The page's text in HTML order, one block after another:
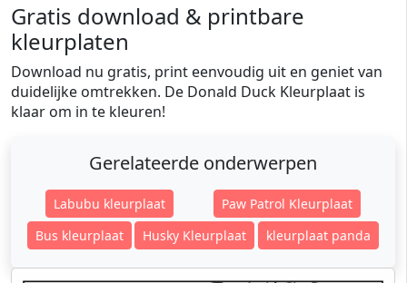
Gratis download & printbare
kleurplaten
Download nu gratis, print eenvoudig uit en geniet van
duidelijke omtrekken. De Donald Duck Kleurplaat is
klaar om in te kleuren!
Gerelateerde onderwerpen
Labubu kleurplaat
Paw Patrol Kleurplaat
Bus kleurplaat
Husky Kleurplaat kleurplaat panda